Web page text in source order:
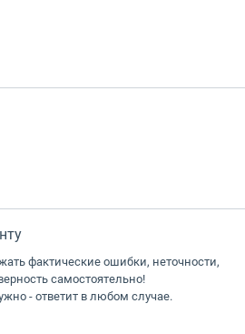
фактические ошибки, неточности,
самостоятельно!
- ответит в любом случае.